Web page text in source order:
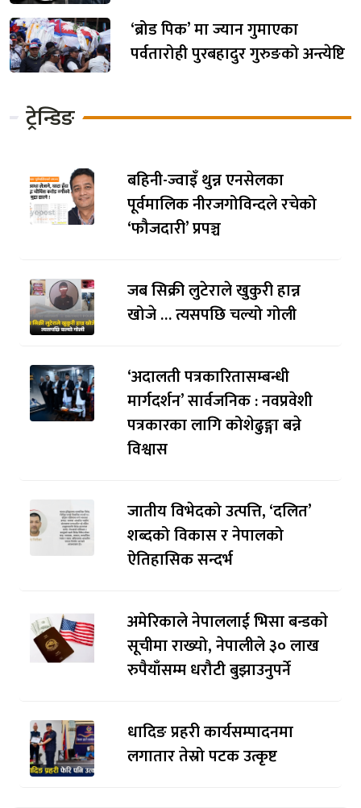
‘ब्रोड पिक’ मा ज्यान गुमाएका
पर्वतारोही पुरबहादुर गुरुङको अन्त्येष्टि
ट्रेन्डिङ
बहिनी-ज्वाइँ थुन्न एनसेलका
पूर्वमालिक नीरजगोविन्दले रचेको
‘फौजदारी’ प्रपञ्च
जब सिक्री लुटेराले खुकुरी हान्न
खोजे … त्यसपछि चल्यो गोली
‘अदालती पत्रकारितासम्बन्धी
मार्गदर्शन’ सार्वजनिक : नवप्रवेशी
पत्रकारका लागि कोशेढुङ्गा बन्ने
विश्वास
जातीय विभेदको उत्पत्ति, ‘दलित’
शब्दको विकास र नेपालको
ऐतिहासिक सन्दर्भ
अमेरिकाले नेपाललाई भिसा बन्डकाे
सूचीमा राख्यो, नेपालीले ३० लाख
रुपैयाँसम्म धरौटी बुझाउनुपर्ने
धादिङ प्रहरी कार्यसम्पादनमा
लगातार तेस्रो पटक उत्कृष्ट